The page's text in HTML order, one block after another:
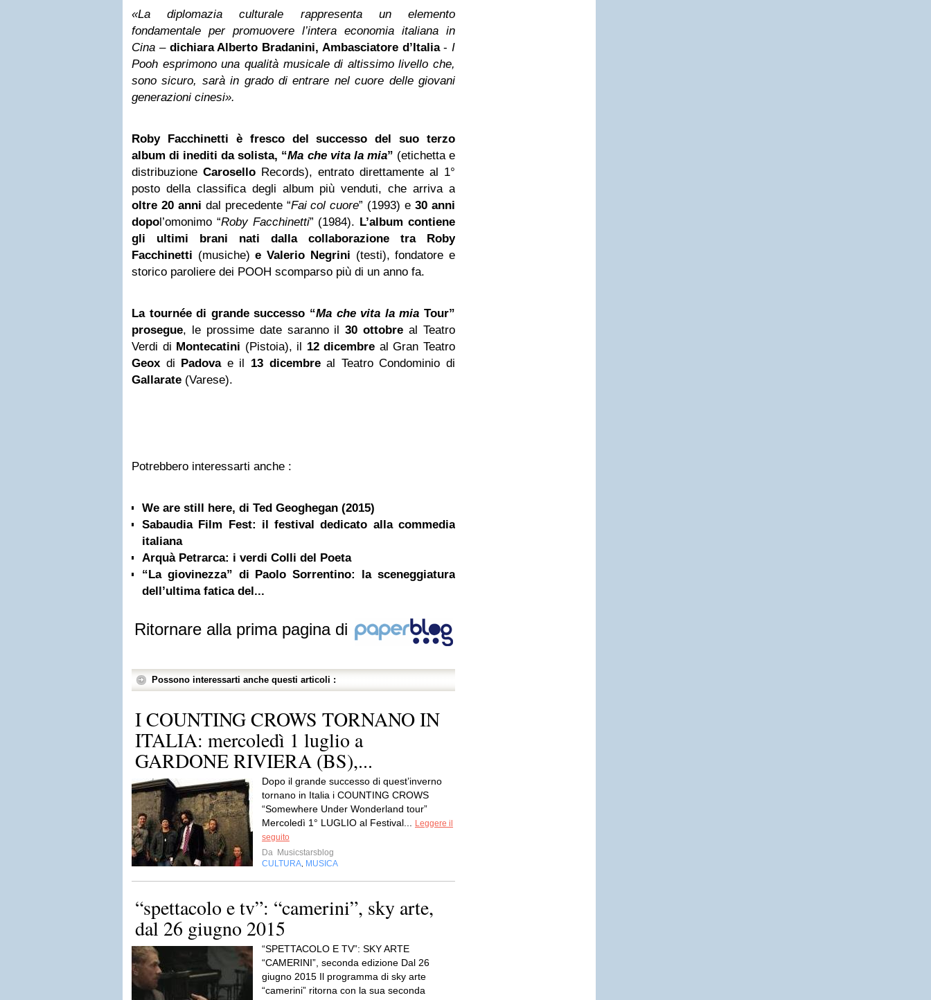
«La diplomazia culturale rappresenta un elemento
fondamentale per promuovere l’intera economia italiana in
Cina – dichiara Alberto Bradanini, Ambasciatore d’Italia- I
Pooh esprimono una qualità musicale di altissimo livello che,
sono sicuro, sarà in grado di entrare nel cuore delle giovani
generazioni cinesi».
Roby Facchinetti è fresco del successo del suo terzo
album di inediti da solista, “Ma che vita la mia” (etichetta e
distribuzione Carosello Records), entrato direttamente al 1°
posto della classifica degli album più venduti, che arriva a
oltre 20 anni dal precedente “Fai col cuore” (1993) e30 anni
dopol’omonimo “Roby Facchinetti” (1984). L’album contiene
gli ultimi brani nati dalla collaborazione tra Roby
Facchinetti (musiche)e Valerio Negrini (testi), fondatore e
storico paroliere dei POOH scomparso più di un anno fa.
La tournée di grande successo “Ma che vita la mia Tour”
prosegue, le prossime date saranno il30 ottobre al Teatro
Verdi di Montecatini (Pistoia), il 12 dicembre al Gran Teatro
Geox di Padovae il 13 dicembreal Teatro Condominio di
Gallarate (Varese).
Potrebbero interessarti anche :
We are still here, di Ted Geoghegan (2015)
Sabaudia Film Fest: il festival dedicato alla commedia
italiana
Arquà Petrarca: i verdi Colli del Poeta
“La giovinezza” di Paolo Sorrentino: la sceneggiatura
dell’ultima fatica del...
Ritornare alla prima pagina di
Possono interessarti anche questi articoli :
I COUNTING CROWS TORNANO IN
ITALIA: mercoledì 1 luglio a
GARDONE RIVIERA (BS),...
Dopo il grande successo di quest’inverno
tornano in Italia i COUNTING CROWS
“Somewhere Under Wonderland tour”
Mercoledì 1° LUGLIO al Festival...
Leggere il
seguito
Da Musicstarsblog
CULTURA MUSICA
“spettacolo e tv”: “camerini”, sky arte,
dal 26 giugno 2015
“SPETTACOLO E TV”: SKY ARTE
“CAMERINI”, seconda edizione Dal 26
giugno 2015 Il programma di sky arte
“camerini” ritorna con la sua seconda